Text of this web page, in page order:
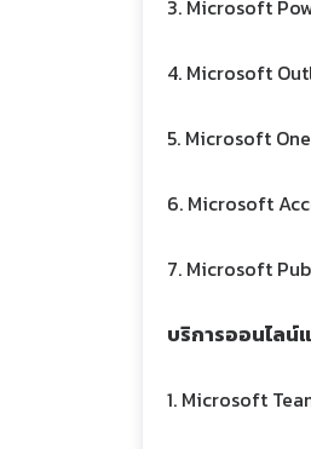
3. Microsoft
4. Microsoft
5. Microsoft
6. Microsoft
7. Microsoft
บริการออนไลน์
1. Microsoft